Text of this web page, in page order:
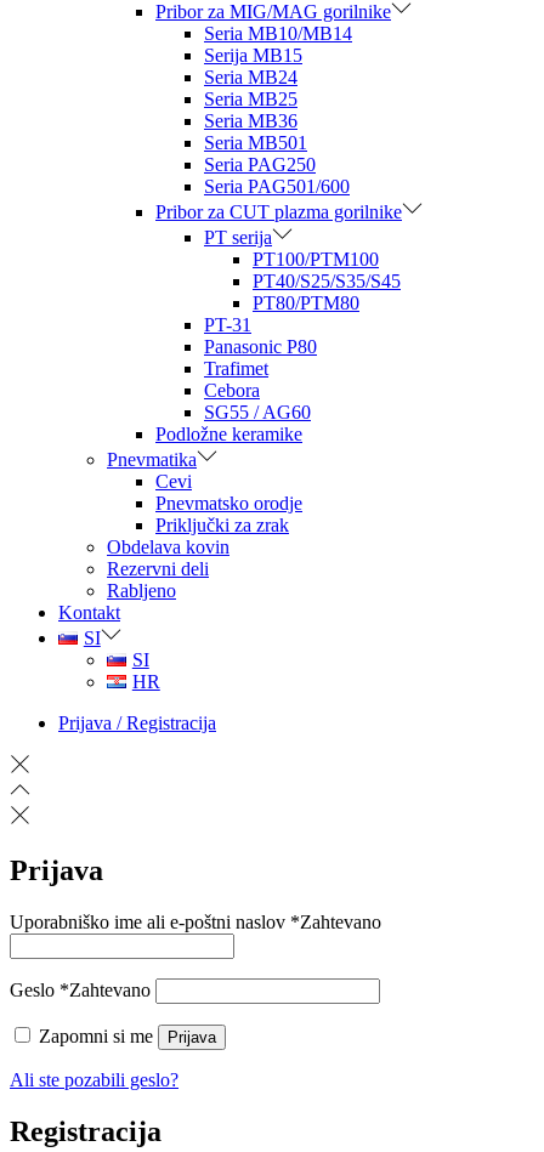
Pribor za MIG/MAG gorilnike
Seria MB10/MB14
Serija MB15
Seria MB24
Seria MB25
Seria MB36
Seria MB501
Seria PAG250
Seria PAG501/600
Pribor za CUT plazma gorilnike
PT serija
PT100/PTM100
PT40/S25/S35/S45
PT80/PTM80
PT-31
Panasonic P80
Trafimet
Cebora
SG55 / AG60
Podložne keramike
Pnevmatika
Cevi
Pnevmatsko orodje
Priključki za zrak
Obdelava kovin
Rezervni deli
Rabljeno
Kontakt
SI
SI
HR
Prijava / Registracija
Prijava
Uporabniško ime ali e-poštni naslov *Zahtevano
Geslo *Zahtevano
Zapomni si me Prijava
Ali ste pozabili geslo?
Registracija